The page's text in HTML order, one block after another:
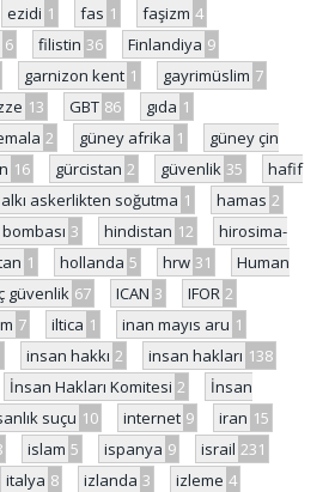
ezidi 1 fas 1 faşizm 4
6 filistin 36 Finlandiya 9
garnizon kent 1 gayrimüslim 7
13 GBT 86 gıda 1
2 güney afrika 1
güney çin
16 gürcistan 2 güvenlik 35
hafif
askerlikten soğutma 1 hamas 2
3 hindistan 12
hirosima-
1 hollanda 5 hrw 31
Human
güvenlik 67 ICAN 3 IFOR 2
7 iltica 1 inan mayıs aru 1
insan hakkı 2 insan hakları 138
İnsan Hakları Komitesi 2
İnsan
suçu 10 internet 9 iran 15
islam 5 ispanya 9 israil 231
italya 8 izlanda 3 izleme 4